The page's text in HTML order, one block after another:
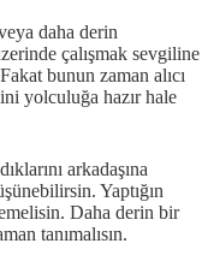
daha derin
çalışmak sevgiline
bunun zaman alıcı
yolculuğa hazır hale
arkadaşına
Yaptığın
Daha derin bir
tanımalısın.